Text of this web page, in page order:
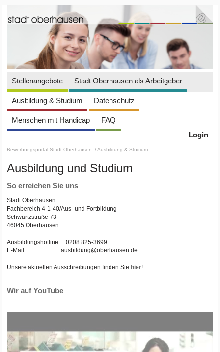
Stellenangebote Stadt Oberhausen als Arbeitgeber
Ausbildung & Studium Datenschutz
Menschen mit Handicap
FAQ
Login
Bewerbungsportal Stadt Oberhausen / Ausbildung & Studium
Ausbildung und Studium
So erreichen Sie uns
Stadt Oberhausen
Fachbereich 4-1-40/Aus- und Fortbildung
Schwartzstraße 73
46045 Oberhausen
Ausbildungshotline 0208 825-3699
E-Mail ausbildung@oberhausen.de
Unsere aktuellen Ausschreibungen finden Sie hier!
Wir auf YouTube